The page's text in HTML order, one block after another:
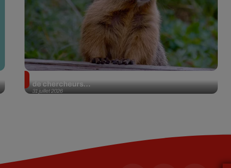
31 juillet 2026
de chercheurs...